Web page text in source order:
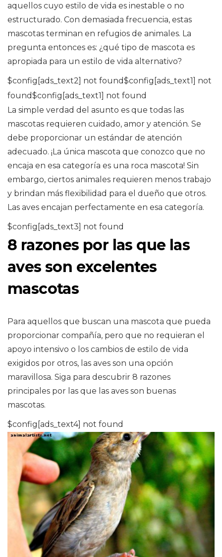
aquellos cuyo estilo de vida es inestable o no
estructurado. Con demasiada frecuencia, estas
mascotas terminan en refugios de animales. La
pregunta entonces es: ¿qué tipo de mascota es
apropiada para un estilo de vida alternativo?
$config[ads_text2] not found$config[ads_text1] not
found$config[ads_text1] not found
La simple verdad del asunto es que todas las
mascotas requieren cuidado, amor y atención. Se
debe proporcionar un estándar de atención
adecuado. ¡La única mascota que conozco que no
encaja en esa categoría es una roca mascota! Sin
embargo, ciertos animales requieren menos trabajo
y brindan más flexibilidad para el dueño que otros.
Las aves encajan perfectamente en esa categoría.
$config[ads_text3] not found
8 razones por las que las
aves son excelentes
mascotas
Para aquellos que buscan una mascota que pueda
proporcionar compañía, pero que no requieran el
apoyo intensivo o los cambios de estilo de vida
exigidos por otros, las aves son una opción
maravillosa. Siga para descubrir 8 razones
principales por las que las aves son buenas
mascotas.
$config[ads_text4] not found